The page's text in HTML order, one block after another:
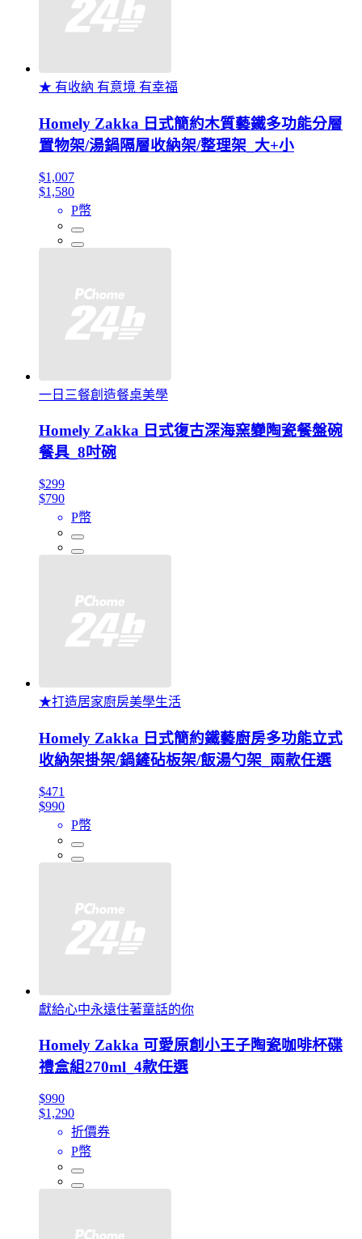
★ 有收納 有意境 有幸福
Homely Zakka 日式簡約木質藝鐵多功能分層
置物架/湯鍋隔層收納架/整理架_大+小
$1,007
$1,580
P幣
一日三餐創造餐桌美學
Homely Zakka 日式復古深海窯變陶瓷餐盤碗
餐具_8吋碗
$299
$790
P幣
★打造居家廚房美學生活
Homely Zakka 日式簡約鐵藝廚房多功能立式
收納架掛架/鍋鏟砧板架/飯湯勺架_兩款任選
$471
$990
P幣
獻給心中永遠住著童話的你
Homely Zakka 可愛原創小王子陶瓷咖啡杯碟
禮盒組270ml_4款任選
$990
$1,290
折價券
P幣